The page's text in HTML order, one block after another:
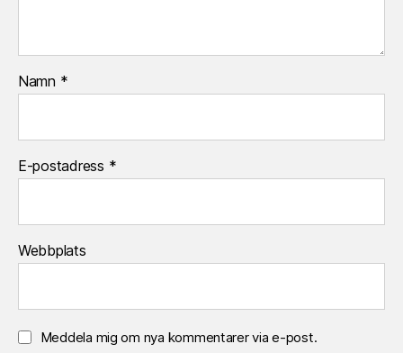
Namn *
E-postadress *
Webbplats
Meddela mig om nya kommentarer via e-post.